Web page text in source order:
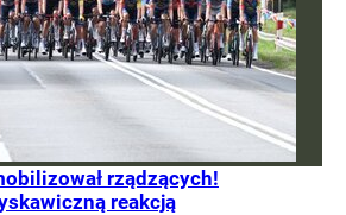
rządzących!
reakcją